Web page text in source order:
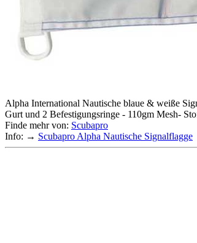
Alpha International Nautische blaue & weiße
Gurt und 2 Befestigungsringe - 110gm Mesh-
Finde mehr von: Scubapro
Info: → Scubapro Alpha Nautische Signalflagge